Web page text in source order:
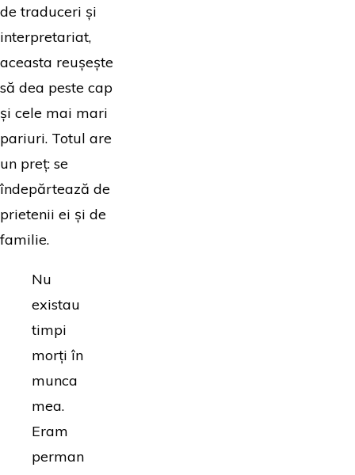
de traduceri și
interpretariat,
aceasta reușește
să dea peste cap
și cele mai mari
pariuri. Totul are
un preț: se
îndepărtează de
prietenii ei și de
familie.
Nu
existau
timpi
morți în
munca
mea.
Eram
perman